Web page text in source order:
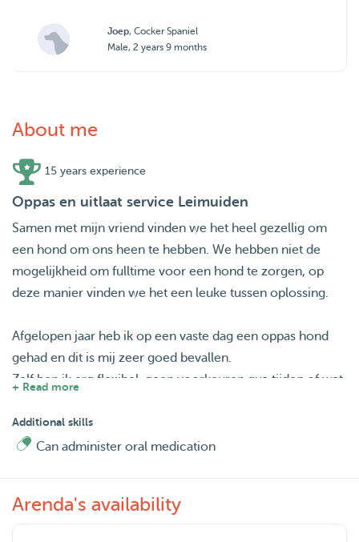
Joep, Cocker Spaniel
Male, 2 years 9 months
About me
15 years experience
Oppas en uitlaat service Leimuiden
Samen met mijn vriend vinden we het heel gezellig om
een hond om ons heen te hebben. We hebben niet de
mogelijkheid om fulltime voor een hond te zorgen, op
deze manier vinden we het een leuke tussen oplossing.
Afgelopen jaar heb ik op een vaste dag een oppas hond
gehad en dit is mij zeer goed bevallen.
Zelf ben ik erg flexibel, geen voorkeuren qua tijden of wat
voorkeur aan vriendelijke honden. Liever pas ik niet op
een hond die uitgelaten moet worden met een korfje om.
Ik kijk erg uit naar het ontmoeten van al deze nieuwe
+ Read more
Additional skills
Can administer oral medication
Arenda's availability